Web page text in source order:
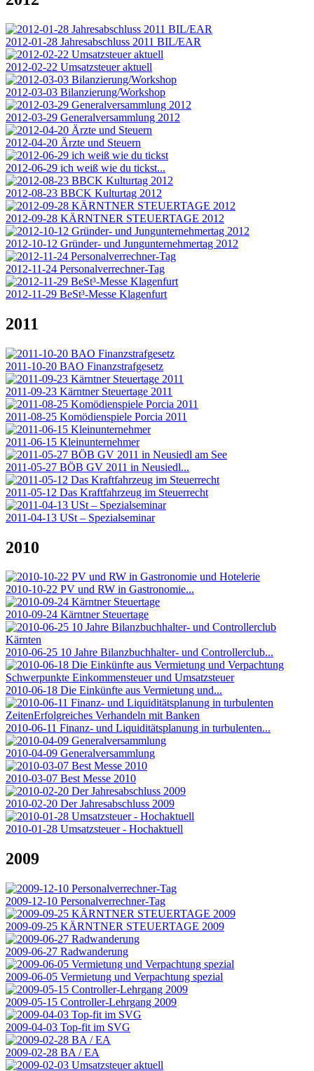
2012-01-28 Jahresabschluss 2011 BIL/EAR
2012-02-22 Umsatzsteuer aktuell
2012-03-03 Bilanzierung/Workshop
2012-03-29 Generalversammlung 2012
2012-04-20 Ärzte und Steuern
2012-06-29 ich weiß wie du tickst...
2012-08-23 BBCK Kulturtag 2012
2012-09-28 KÄRNTNER STEUERTAGE 2012
2012-10-12 Gründer- und Jungunternehmertag 2012
2012-11-24 Personalverrechner-Tag
2012-11-29 BeSt³-Messe Klagenfurt
2011
2011-10-20 BAO Finanzstrafgesetz
2011-09-23 Kärntner Steuertage 2011
2011-08-25 Komödienspiele Porcia 2011
2011-06-15 Kleinunternehmer
2011-05-27 BÖB GV 2011 in Neusiedl...
2011-05-12 Das Kraftfahrzeug im Steuerrecht
2011-04-13 USt – Spezialseminar
2010
2010-10-22 PV und RW in Gastronomie...
2010-09-24 Kärntner Steuertage
2010-06-25 10 Jahre Bilanzbuchhalter- und Controllerclub...
2010-06-18 Die Einkünfte aus Vermietung und...
2010-06-11 Finanz- und Liquiditätsplanung in turbulenten...
2010-04-09 Generalversammlung
2010-03-07 Best Messe 2010
2010-02-20 Der Jahresabschluss 2009
2010-01-28 Umsatzsteuer - Hochaktuell
2009
2009-12-10 Personalverrechner-Tag
2009-09-25 KÄRNTNER STEUERTAGE 2009
2009-06-27 Radwanderung
2009-06-05 Vermietung und Verpachtung spezial
2009-05-15 Controller-Lehrgang 2009
2009-04-03 Top-fit im SVG
2009-02-28 BA / EA